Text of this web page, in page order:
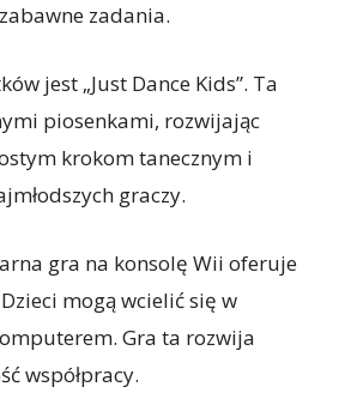
zadania.
jest „Just Dance Kids”. Ta
piosenkami, rozwijając
krokom tanecznym i
graczy.
gra na konsolę Wii oferuje
mogą wcielić się w
Gra ta rozwija
współpracy.